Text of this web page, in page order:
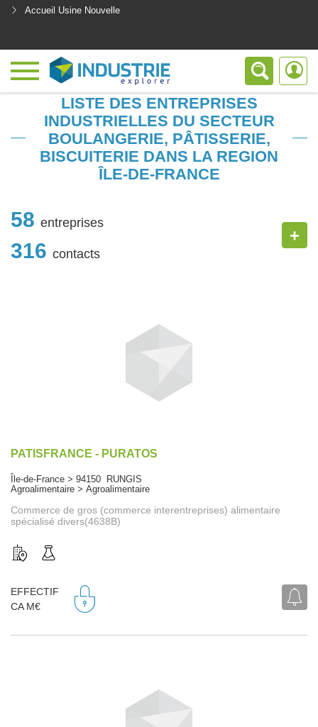
Accueil Usine Nouvelle
LISTE DES ENTREPRISES
INDUSTRIELLES DU SECTEUR
BOULANGERIE, PÂTISSERIE,
BISCUITERIE DANS LA REGION
ÎLE-DE-FRANCE
58 entreprises
316 contacts
+
PATISFRANCE - PURATOS
Île-de-France > 94150 RUNGIS
Agroalimentaire > Agroalimentaire
Commerce de gros (commerce interentreprises) alimentaire
spécialisé divers(4638B)
EFFECTIF
CA M€